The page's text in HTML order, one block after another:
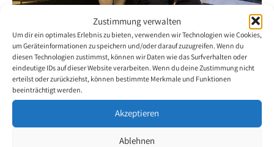
Zustimmung verwalten
Um dir ein optimales Erlebnis zu bieten, verwenden wir Technologien wie Cookies,
um Geräteinformationen zu speichern und/oder darauf zuzugreifen. Wenn du
diesen Technologien zustimmst, können wir Daten wie das Surfverhalten oder
eindeutige IDs auf dieser Website verarbeiten. Wenn du deine Zustimmung nicht
erteilst oder zurückziehst, können bestimmte Merkmale und Funktionen
beeinträchtigt werden.
Akzeptieren
Ablehnen
Eine Überraschung für den Tennisstar
11. Mai 2017
Der spanische Mundmaler Florin Angel überreichte am Donnerstag
den 11. Mai 2017 dem beliebten Tennisstar Rafael Nadal ein Porträt,
welches der Künstler selbst gemalt hatte.